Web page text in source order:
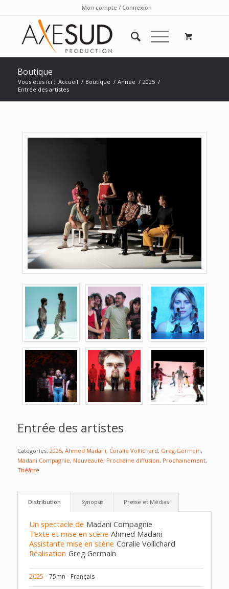
Mon compte / Connexion
Boutique
Vous êtes ici : Accueil / Boutique / Année / 2025 /
Entrée des artistes
Entrée des artistes
Categories: 2025, Ahmed Madani, Coralie Vollichard, Greg Germain,
Madani Compagnie, Nouveauté, Prochaine diffusion, Prochainement,
Théâtre
Distribution Synopsis Presse et Médias
Un spectacle de Madani Compagnie
Texte et mise en scène Ahmed Madani
Assistante mise en scène Coralie Vollichard
Réalisation Greg Germain
2025 - 75mn - Français